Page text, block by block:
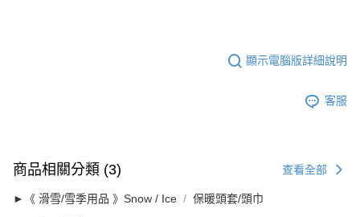
顯示電腦版詳細說明
客服
商品相關分類 (3) 查看全部
►《 滑雪/雪季用品 》Snow / Ice 保暖頭套/頭巾